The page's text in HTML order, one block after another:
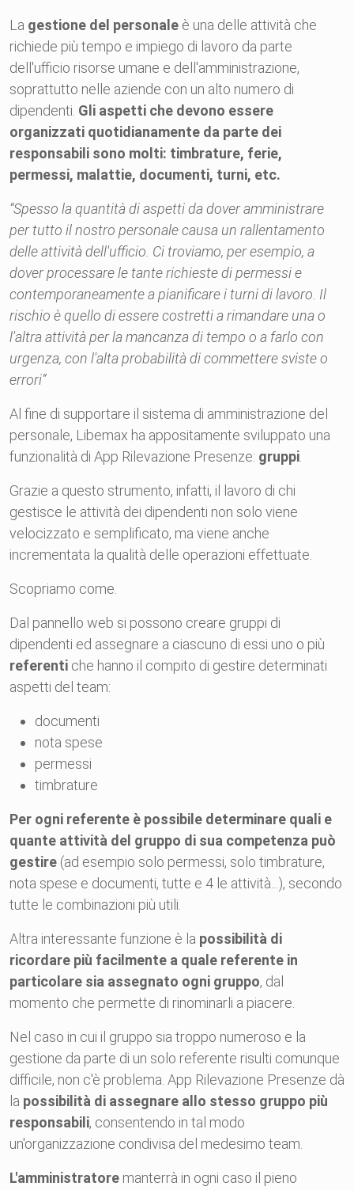
La gestione del personale è una delle attività che
richiede più tempo e impiego di lavoro da parte
dell'ufficio risorse umane e dell'amministrazione,
soprattutto nelle aziende con un alto numero di
dipendenti. Gli aspetti che devono essere
organizzati quotidianamente da parte dei
responsabili sono molti: timbrature, ferie,
permessi, malattie, documenti, turni, etc.
“Spesso la quantità di aspetti da dover amministrare
per tutto il nostro personale causa un rallentamento
delle attività dell'ufficio. Ci troviamo, per esempio, a
dover processare le tante richieste di permessi e
contemporaneamente a pianificare i turni di lavoro. Il
rischio è quello di essere costretti a rimandare una o
l'altra attività per la mancanza di tempo o a farlo con
urgenza, con l'alta probabilità di commettere sviste o
errori”
Al fine di supportare il sistema di amministrazione del
personale, Libemax ha appositamente sviluppato una
funzionalità di App Rilevazione Presenze: gruppi
Grazie a questo strumento, infatti, il lavoro di chi
gestisce le attività dei dipendenti non solo viene
velocizzato e semplificato, ma viene anche
incrementata la qualità delle operazioni effettuate.
Scopriamo come.
Dal pannello web si possono creare gruppi di
dipendenti ed assegnare a ciascuno di essi uno o più
referenti che hanno il compito di gestire determinati
aspetti del team:
documenti
nota spese
permessi
timbrature
Per ogni referente è possibile determinare quali e
quante attività del gruppo di sua competenza può
gestire (ad esempio solo permessi, solo timbrature,
nota spese e documenti, tutte e 4 le attività...), secondo
tutte le combinazioni più utili.
Altra interessante funzione è la possibilità di
ricordare più facilmente a quale referente in
particolare sia assegnato ogni gruppo, dal
momento che permette di rinominarli a piacere.
Nel caso in cui il gruppo sia troppo numeroso e la
gestione da parte di un solo referente risulti comunque
difficile, non c'è problema. App Rilevazione Presenze dà
la possibilità di assegnare allo stesso gruppo più
responsabili, consentendo in tal modo
un'organizzazione condivisa del medesimo team.
L'amministratore manterrà in ogni caso il pieno